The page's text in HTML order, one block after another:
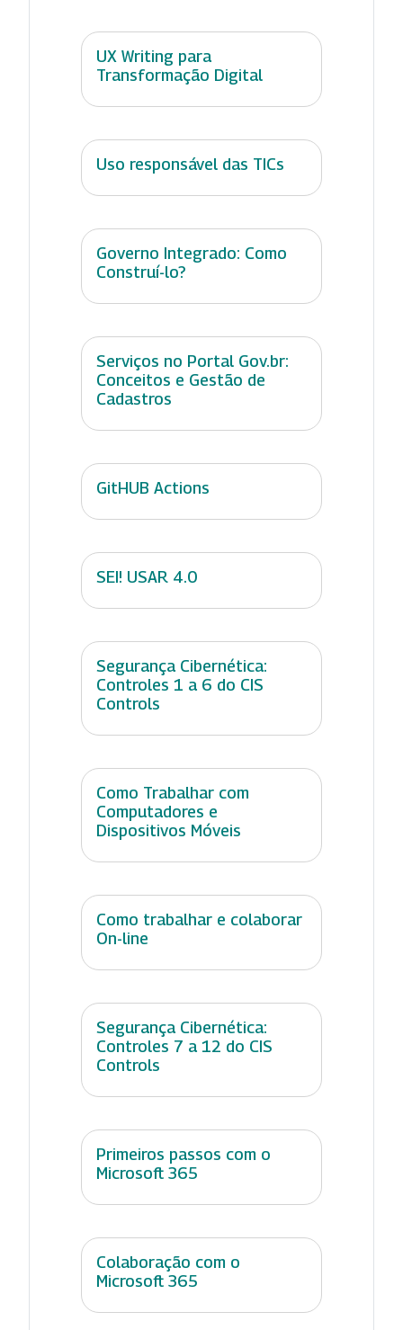
UX Writing para
Transformação Digital
Uso responsável das TICs
Governo Integrado: Como
Construí-lo?
Serviços no Portal Gov.br:
Conceitos e Gestão de
Cadastros
GitHUB Actions
SEI! USAR 4.0
Segurança Cibernética:
Controles 1 a 6 do CIS
Controls
Como Trabalhar com
Computadores e
Dispositivos Móveis
Como trabalhar e colaborar
On-line
Segurança Cibernética:
Controles 7 a 12 do CIS
Controls
Primeiros passos com o
Microsoft 365
Colaboração com o
Microsoft 365